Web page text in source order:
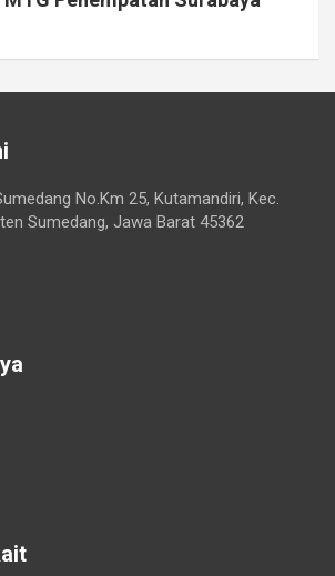
No.Km 25, Kutamandiri, Kec.
Sumedang, Jawa Barat 45362